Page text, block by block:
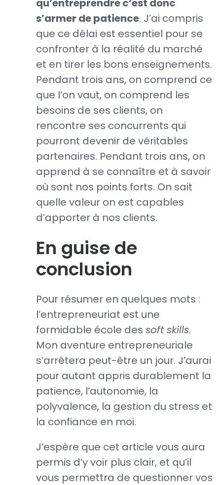
qu’entreprendre c’est donc
s’armer de patience. J’ai compris
que ce délai est essentiel pour se
confronter à la réalité du marché
et en tirer les bons enseignements.
Pendant trois ans, on comprend ce
que l’on vaut, on comprend les
besoins de ses clients, on
rencontre ses concurrents qui
pourront devenir de véritables
partenaires. Pendant trois ans, on
apprend à se connaître et à savoir
où sont nos points forts. On sait
quelle valeur on est capables
d’apporter à nos clients.
En guise de
conclusion
Pour résumer en quelques mots :
l’entrepreneuriat est une
formidable école dessoft skills.
Mon aventure entrepreneuriale
s’arrêtera peut-être un jour. J’aurai
pour autant appris durablement la
patience, l’autonomie, la
polyvalence, la gestion du stress et
la confiance en moi.
J’espère que cet article vous aura
permis d’y voir plus clair, et qu’il
vous permettra de questionner vos